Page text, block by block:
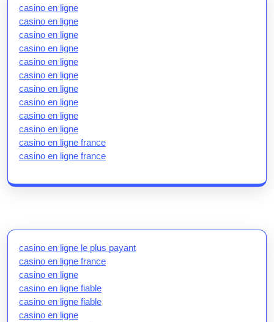
casino en ligne
casino en ligne
casino en ligne
casino en ligne
casino en ligne
casino en ligne
casino en ligne
casino en ligne
casino en ligne
casino en ligne
casino en ligne france
casino en ligne france
casino en ligne le plus payant
casino en ligne france
casino en ligne
casino en ligne fiable
casino en ligne fiable
casino en ligne